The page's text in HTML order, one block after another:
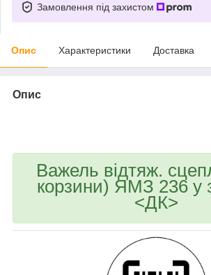
Замовлення під захистом
Опис Характеристики Доставка
Опис
Важель відтяж.
корзини) ЯМЗ 236 у
<ДК>